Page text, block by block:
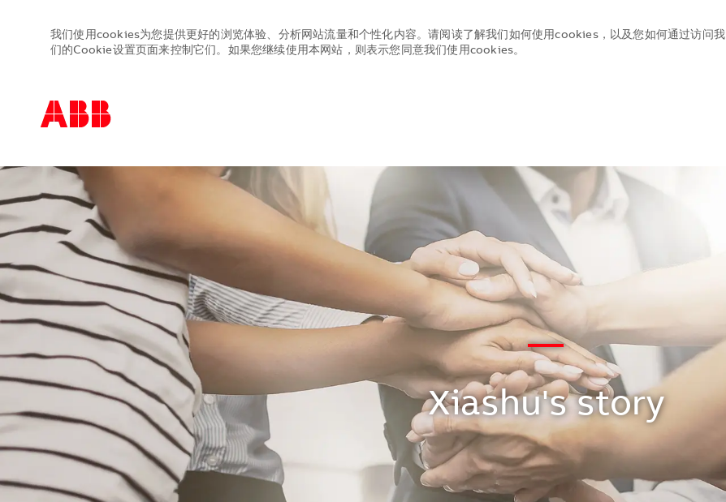
我们使用cookies为您提供更好的浏览体验、分析网站流量和个性化内容。请阅读了解我们如何使用cookies，以及您如何通过访问我
们的Cookie设置页面来控制它们。如果您继续使用本网站，则表示您同意我们使用cookies。
—
Xiashu's story